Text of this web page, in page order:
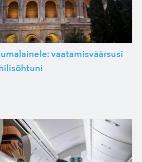
vaatamisväärsusi